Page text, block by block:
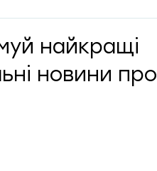
найкращі
новини про